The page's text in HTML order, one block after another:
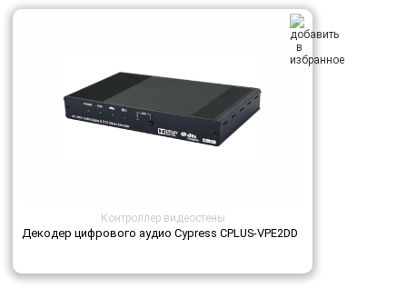
Контроллер видеостены
Декодер цифрового аудио Cypress CPLUS-VPE2DD